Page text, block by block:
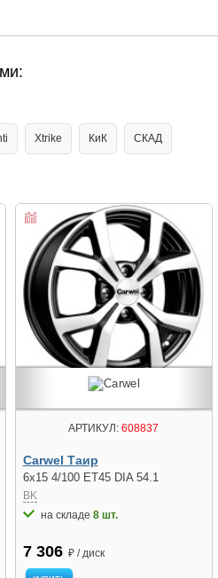
Xtrike КиК СКАД
АРТИКУЛ: 608837
Carwel Таир
6x15 4/100 ET45 DIA 54.1
BK
на складе 8 шт.
7 306 ₽ / диск